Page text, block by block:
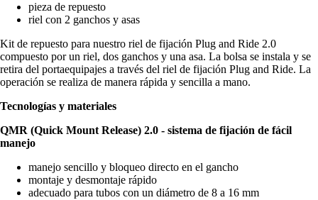
pieza de repuesto
riel con 2 ganchos y asas
Kit de repuesto para nuestro riel de fijación Plug and Ride 2.0
compuesto por un riel, dos ganchos y una asa. La bolsa se instala y se
retira del portaequipajes a través del riel de fijación Plug and Ride. La
operación se realiza de manera rápida y sencilla a mano.
Tecnologías y materiales
QMR (Quick Mount Release) 2.0 - sistema de fijación de fácil
manejo
manejo sencillo y bloqueo directo en el gancho
montaje y desmontaje rápido
adecuado para tubos con un diámetro de 8 a 16 mm